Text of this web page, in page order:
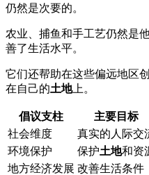
仍然是次要的。
农业、捕鱼和手工艺仍然是
善了生活水平。
它们还帮助在这些偏远地区
在自己的土地上。
倡议支柱 主要目标
社会维度
真实的人际交
环境保护
保护土地和资
地方经济发展 改善生活条件